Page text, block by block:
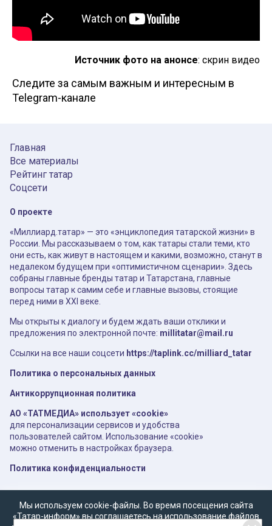
Источник фото на анонсе: скрин видео
Следите за самым важным и интересным в
Telegram-канале
Главная
Все материалы
Рейтинг татар
Соцсети
О проекте
«Миллиард.татар» — это «энциклопедия татарской жизни» в
России. Мы рассказываем о том, как татары стали теми, кто
они есть, как живут в настоящем и какими, возможно, станут в
недалеком будущем при «оптимистичном сценарии». Здесь
собраны главные бренды татар и Татарстана, главные
вопросы татар к самим себе и главные вызовы, стоящие
перед ними в XXI веке.
Мы открыты к диалогу и будем ждать ваши отклики и
предложения по электронной почте: millitatar@mail.ru
Ссылки на все наши соцсети https://taplink.cc/milliard_tatar
Политика о персональных данных
Антикоррупционная политика
АО «ТАТМЕДИА» использует «cookie»
для персонализации сервисов и удобства
пользователей сайтом. Использование «cookie»
можно отменить в настройках браузера.
Политика конфиденциальности
Мы используем cookie-файлы. Во время посещения сайта
«Татар-информ» вы соглашаетесь на использование файлов